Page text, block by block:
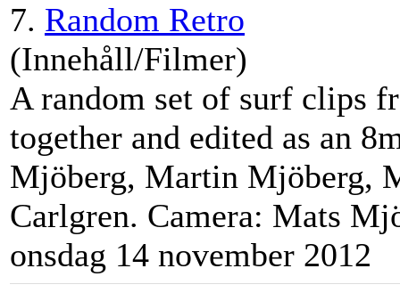
7. Random Retro
(Innehåll/Filmer)
A random set of surf clips
together and edited as an
Mjöberg, Martin Mjöberg,
Carlgren. Camera: Mats
onsdag 14 november 2012